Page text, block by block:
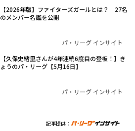
【2026年版】ファイターズガールとは？ 27名
のメンバー名鑑を公開
パ・リーグ インサイト
【久保史緒里さんが4年連続6度目の登板！】き
ょうのパ・リーグ【5月16日】
パ・リーグ インサイト
記事提供：